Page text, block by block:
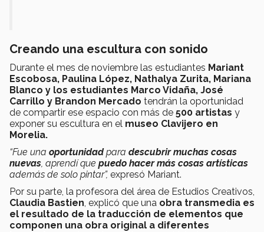
Creando una escultura con sonido
Durante el mes de noviembre las estudiantes Mariant
Escobosa, Paulina López, Nathalya Zurita, Mariana
Blanco y los estudiantes Marco Vidaña, José
Carrillo y Brandon Mercado tendrán la oportunidad
de compartir ese espacio con más de 500 artistas y
exponer su escultura en el museo Clavijero en
Morelia.
“Fue una oportunidadpara descubrir muchas cosas
nuevas , aprendí que puedo hacer más cosas artísticas
además de solo pintar”, expresó Mariant.
Por su parte, la profesora del área de Estudios Creativos,
Claudia Bastien , explicó que una obra transmedia es
el resultado de la traducción de elementos que
componen una obra original a diferentes